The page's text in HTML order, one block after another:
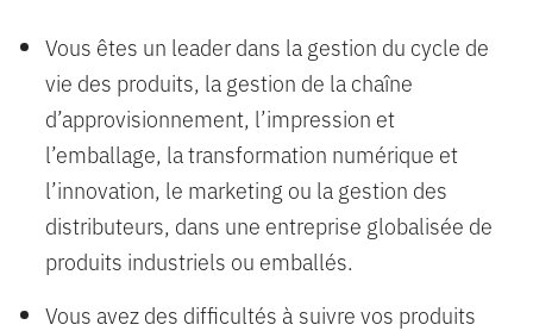
Vous êtes un leader dans la gestion du cycle de
vie des produits, la gestion de la chaîne
d’approvisionnement, l’impression et
l’emballage, la transformation numérique et
l’innovation, le marketing ou la gestion des
distributeurs, dans une entreprise globalisée de
produits industriels ou emballés.
Vous avez des difficultés à suivre vos produits